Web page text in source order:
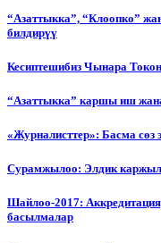
“Азаттыкка”, “Клоопко”
билдирүү
Кесиптешибиз Чынара
“Азаттыкка” каршы иш
«Журналисттер»: Басма сөз
Сурамжылоо: Элдик
Шайлоо-2017:
басылмалар